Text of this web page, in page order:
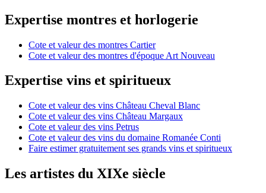
Expertise montres et horlogerie
Cote et valeur des montres Cartier
Cote et valeur des montres d'époque Art Nouveau
Expertise vins et spiritueux
Cote et valeur des vins Château Cheval Blanc
Cote et valeur des vins Château Margaux
Cote et valeur des vins Petrus
Cote et valeur des vins du domaine Romanée Conti
Faire estimer gratuitement ses grands vins et spiritueux
Les artistes du XIXe siècle